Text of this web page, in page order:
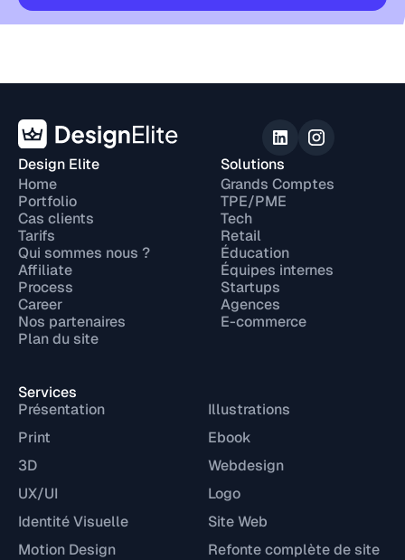
Design Elite
Home
Portfolio
Cas clients
Tarifs
Qui sommes nous ?
Affiliate
Process
Career
Nos partenaires
Plan du site
Services
Présentation
Illustrations
Print
Ebook
3D
Webdesign
UX/UI
Logo
Identité Visuelle
Site Web
Motion Design
Refonte complète de site
Solutions
Grands Comptes
TPE/PME
Tech
Retail
Éducation
Équipes internes
Startups
Agences
E-commerce